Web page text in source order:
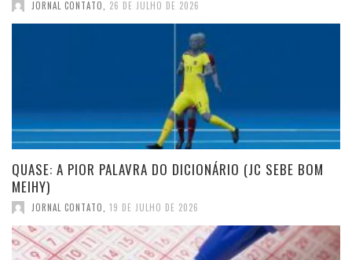
JORNAL CONTATO 26 DE JULHO DE 2026
QUASE: A PIOR PALAVRA DO DICIONÁRIO (JC SEBE BOM
MEIHY)
JORNAL CONTATO 19 DE JULHO DE 2026